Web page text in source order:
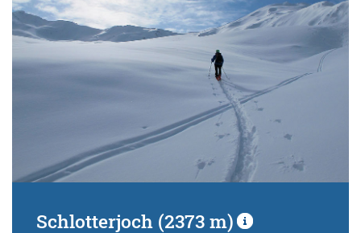
Schlotterjoch (2373 m)